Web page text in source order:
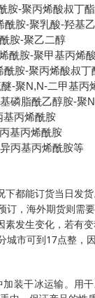
胺-聚丙烯酸叔丁酯
酰胺-聚乳酸-羟基
胺-聚乙二醇
酰胺-聚甲基丙烯
酰胺-聚丙烯酸叔丁
-聚N,N-二甲基丙
磷脂酰乙醇胺-聚
基丙烯酰胺
基丙烯酰胺
异丙基丙烯酰胺等
下都能订货当日发货
订，海外期货则需
素发生变化，若有
城市可到 17点整，
装干冰运输。用